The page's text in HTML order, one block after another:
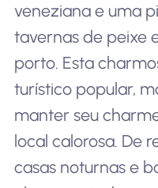
veneziana e uma
tavernas de peixe
porto. Esta
turístico popular,
manter seu
local calorosa. De
casas noturnas e